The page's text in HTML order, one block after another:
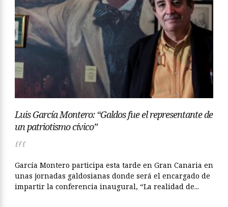
Luis García Montero: “Galdos fue el representante de
un patriotismo cívico”
EFE
García Montero participa esta tarde en Gran Canaria en
unas jornadas galdosianas donde será el encargado de
impartir la conferencia inaugural, “La realidad de...